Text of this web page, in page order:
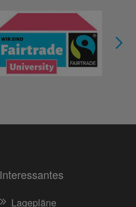
Interessantes
Lagepläne